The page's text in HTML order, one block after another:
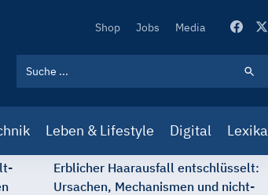
Secondary
Shop Jobs Media
Leben & Lifestyle Digital Lexika
Erblicher Haarausfall entschlüsselt:
Ursachen, Mechanismen und nicht-